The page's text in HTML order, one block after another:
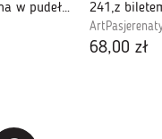
Kartka ślubna w pudełku 09
68,00 zł